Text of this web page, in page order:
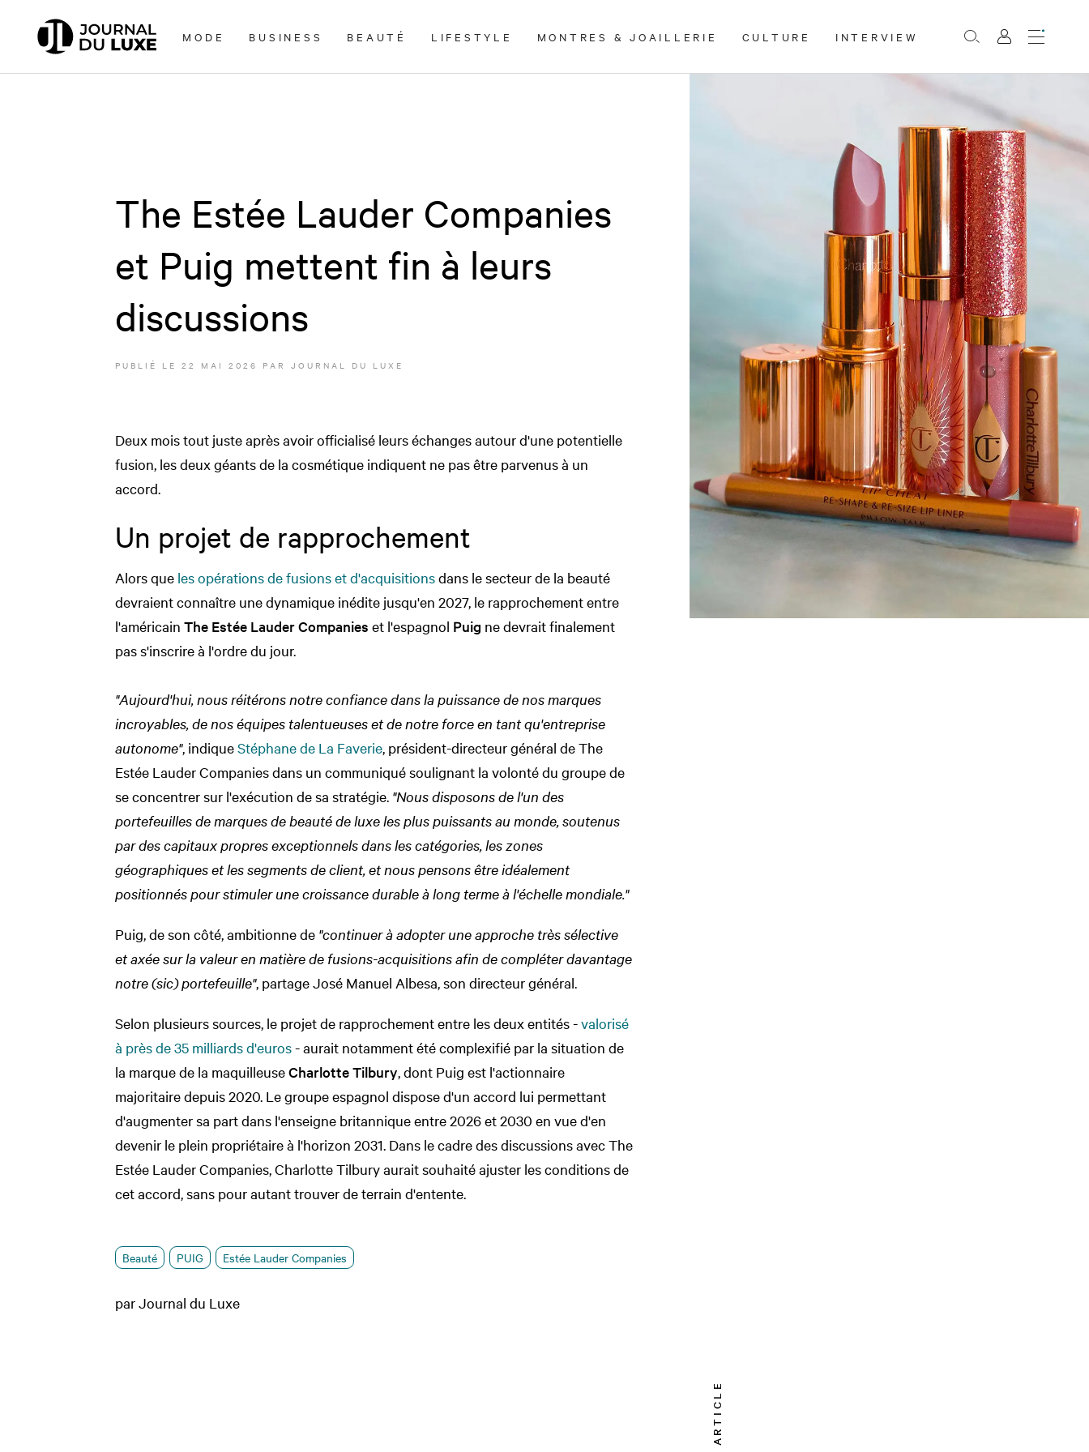
directement
MODE BUSINESS BEAUTÉ LIFESTYLE MONTRES & JOAILLERIE CULTURE INTERVIEW Rechercher
Mon
compte
Menu
The Estée Lauder Companies
et Puig mettent fin à leurs
discussions
PUBLIÉ LE 22 MAI 2026 PAR JOURNAL DU LUXE
Deux mois tout juste après avoir officialisé leurs échanges autour d'une potentielle
fusion, les deux géants de la cosmétique indiquent ne pas être parvenus à un
accord.
Un projet de rapprochement
Alors que les opérations de fusions et d'acquisitionsdans le secteur de la beauté
devraient connaître une dynamique inédite jusqu'en 2027, le rapprochement entre
l'américain The Estée Lauder Companies et l'espagnol Puig ne devrait finalement
pas s'inscrire à l'ordre du jour.
"Aujourd'hui, nous réitérons notre confiance dans la puissance de nos marques
incroyables, de nos équipes talentueuses et de notre force en tant qu'entreprise
autonome", indiqueStéphane de La Faverie , président-directeur général de The
Estée Lauder Companies dans un communiqué soulignant la volonté du groupe de
se concentrer sur l'exécution de sa stratégie. "Nous disposons de l'un des
portefeuilles de marques de beauté de luxe les plus puissants au monde, soutenus
par des capitaux propres exceptionnels dans les catégories, les zones
géographiques et les segments de client, et nous pensons être idéalement
positionnés pour stimuler une croissance durable à long terme à l'échelle mondiale."
Puig, de son côté, ambitionne de "continuer à adopter une approche très sélective
et axée sur la valeur en matière de fusions-acquisitions afin de compléter davantage
notre (sic) portefeuille", partage José Manuel Albesa, son directeur général.
Selon plusieurs sources, le projet de rapprochement entre les deux entités -valorisé
à près de 35 milliards d'euros- aurait notamment été complexifié par la situation de
la marque de la maquilleuseCharlotte Tilbury , dont Puig est l'actionnaire
majoritaire depuis 2020. Le groupe espagnol dispose d'un accord lui permettant
d'augmenter sa part dans l'enseigne britannique entre 2026 et 2030 en vue d'en
devenir le plein propriétaire à l'horizon 2031. Dans le cadre des discussions avec The
Estée Lauder Companies, Charlotte Tilbury aurait souhaité ajuster les conditions de
cet accord, sans pour autant trouver de terrain d'entente.
Beauté PUIG Estée Lauder Companies
par Journal du Luxe
TOP ARTICLE